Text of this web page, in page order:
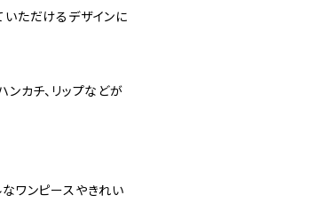
いただけるデザインに
ンカチ、リップなどが
ワンピースやきれい